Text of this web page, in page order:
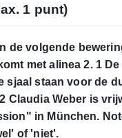
1 punt)
de volgende
met alinea 2. 1
sjaal staan voor de
Claudia Weber is
in München.
of 'niet'.